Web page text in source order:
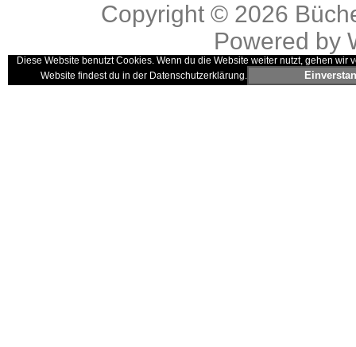
Copyright © 2026
Powered by
Diese Website benutzt Cookies. Wenn du die Website weiter nutzt, gehen
Website findest du in der Datenschutzerklärung.